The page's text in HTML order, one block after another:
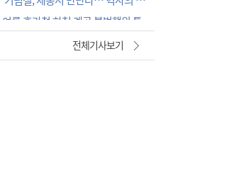
충주시시설관리공단, 재난안전통신망 정기교신…현장 대응체계 강화
전체기사보기